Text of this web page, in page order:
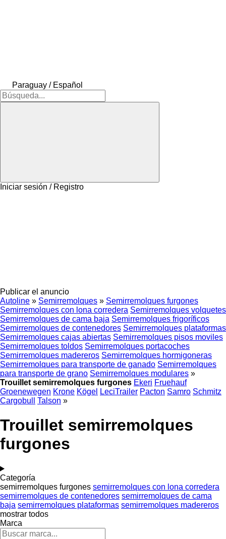
Paraguay / Español
Iniciar sesión / Registro
Publicar el anuncio
Autoline » Semirremolques » Semirremolques furgones
Semirremolques con lona corredera Semirremolques volquetes
Semirremolques de cama baja Semirremolques frigoríficos
Semirremolques de contenedores Semirremolques plataformas
Semirremolques cajas abiertas Semirremolques pisos moviles
Semirremolques toldos Semirremolques portacoches
Semirremolques madereros Semirremolques hormigoneras
Semirremolques para transporte de ganado Semirremolques
para transporte de grano Semirremolques modulares »
Trouillet semirremolques furgones Ekeri Fruehauf
Groenewegen Krone Kögel LeciTrailer Pacton Samro Schmitz
Cargobull
Talson »
Trouillet semirremolques
furgones
Categoría
semirremolques furgones semirremolques con lona corredera
semirremolques de contenedores semirremolques de cama
baja semirremolques plataformas semirremolques madereros
mostrar todos
Marca